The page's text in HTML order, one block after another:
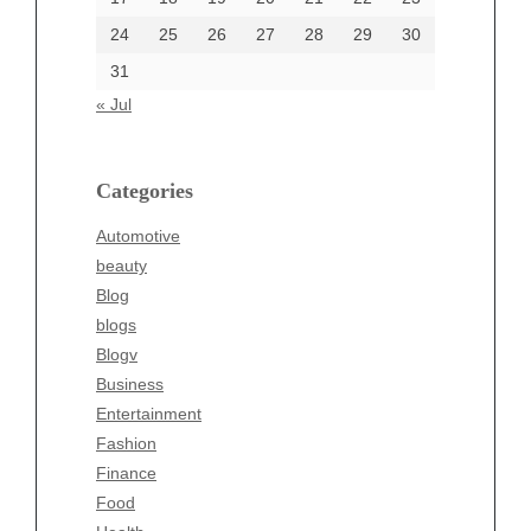
24
25 26 27 28 29
30
31
« Jul
Categories
Automotive
beauty
Blog
blogs
Blogv
Business
Entertainment
Fashion
Finance
Food
Categories
beauty
Business
Entertainment
Fashion
Finance
Food
Health
Health & Wellness
News
pet
Technology